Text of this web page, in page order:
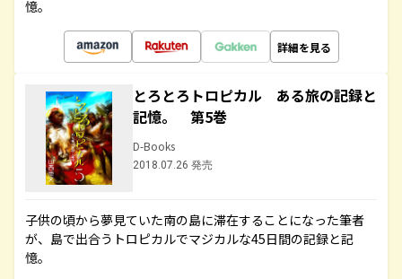
憶。
詳細を見る
とろとろトロピカル ある旅の記録と
記憶。 第5巻
D-Books
2018.07.26 発売
子供の頃から夢見ていた南の島に滞在することになった筆者
が、島で出合うトロピカルでマジカルな45日間の記録と記
憶。